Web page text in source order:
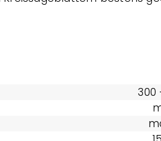
300